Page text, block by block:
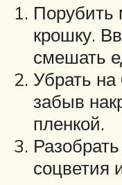
Порубить
крошку.
смешать
Убрать
забыв
пленкой.
соцветия